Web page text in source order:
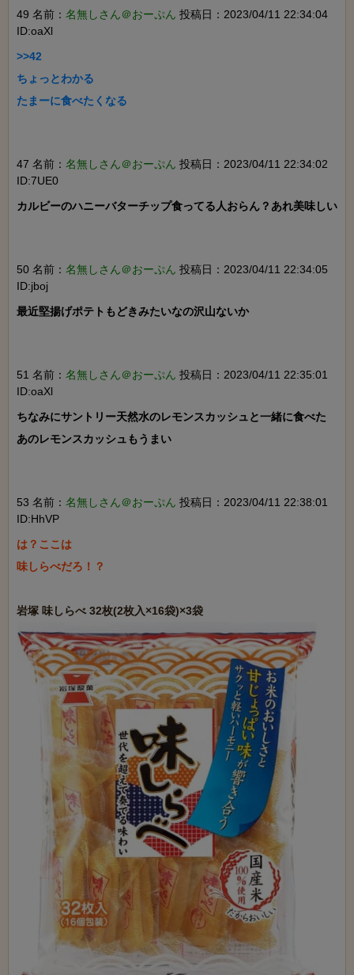
49 名前： 名無しさん＠おーぷん 投稿日：2023/04/11 22:34:04
ID:oaXl
>>42
ちょっとわかる
たまーに食べたくなる
47 名前： 名無しさん＠おーぷん 投稿日：2023/04/11 22:34:02
ID:7UE0
カルビーのハニーバターチップ食ってる人おらん？あれ美味しい
50 名前： 名無しさん＠おーぷん 投稿日：2023/04/11 22:34:05
ID:jboj
最近堅揚げポテトもどきみたいなの沢山ないか
51 名前： 名無しさん＠おーぷん 投稿日：2023/04/11 22:35:01
ID:oaXl
ちなみにサントリー天然水のレモンスカッシュと一緒に食べた
あのレモンスカッシュもうまい
53 名前： 名無しさん＠おーぷん 投稿日：2023/04/11 22:38:01
ID:HhVP
は？ここは
味しらべだろ！？